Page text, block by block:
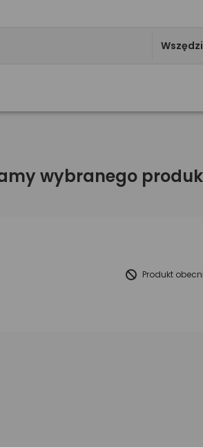
wybranego
Produkt